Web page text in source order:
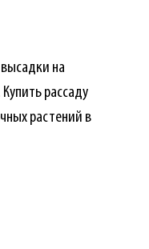
на
рассаду
растений в